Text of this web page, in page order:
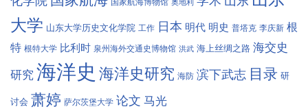
国家航海博物馆 奥地利
大学 山东大学历史文化学院 工作 日本 明代 明史 普塔克 李庆新 根
特 根特大学 比利时 泉州海外交通史博物馆 洪武 海上丝绸之路 海交史
研究 海洋史 海洋史研究 海防 滨下武志 目录 研
讨会 萧婷 萨尔茨堡大学 论文 马光